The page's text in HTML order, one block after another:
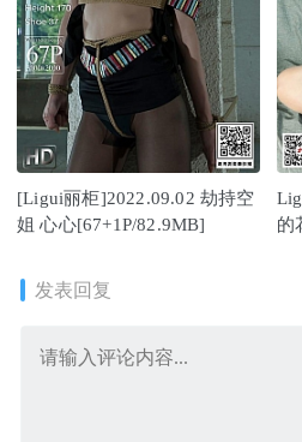
[Ligui丽柜]2022.09.02 劫持空
姐 心心[67+1P/82.9MB]
的
发表回复